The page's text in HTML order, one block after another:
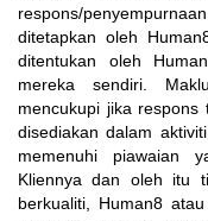
respons/
ditetapkan oleh
ditentukan oleh
mereka sendiri.
mencukupi jika respons
disediakan dalam
memenuhi piawaian
Kliennya dan oleh itu
berkualiti, Human8